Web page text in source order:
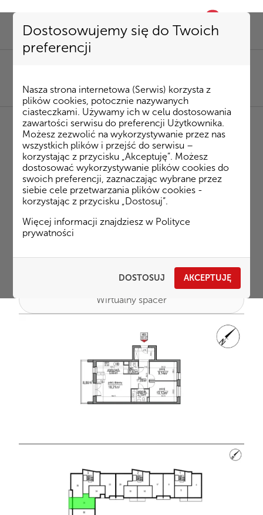
Dostosowujemy się do Twoich
preferencji
Nasza strona internetowa (Serwis) korzysta z
plików cookies, potocznie nazywanych
ciasteczkami. Używamy ich w celu dostosowania
zawartości serwisu do preferencji Użytkownika.
Możesz zezwolić na wykorzystywanie przez nas
wszystkich plików i przejść do serwisu –
korzystając z przycisku „Akceptuję”. Możesz
dostosować wykorzystywanie plików cookies do
swoich preferencji, zaznaczając wybrane przez
siebie cele przetwarzania plików cookies -
korzystając z przycisku „Dostosuj”.
Więcej informacji znajdziesz w Polityce
prywatności
DOSTOSUJ AKCEPTUJĘ
favorite
85 74 15 087|mieszkania@kombinatbud.pl
◂ Strona Główna / Inwestycje / Osiedle Rytm /
Ateńska budynek 4 m. 35
Ateńska budynek 4 m. 35
Rzut 3D
Wirtualny spacer